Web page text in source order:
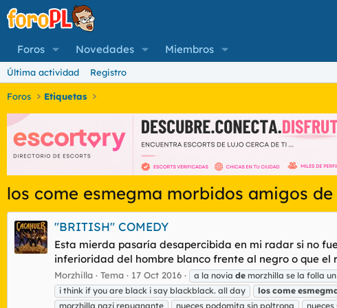
Foros Novedades Miembros
Última actividad Registro
Foros Etiquetas
los come esmegma morbidos amigos
"BRITISH" COMEDY
Esta mierda pasaría desapercibida en mi radar si no
inferioridad del hombre blanco frente al negro o que el
Morzhilla Tema 17 Oct 2016 a la novia de morzhilla se la folla
i think if you are black i say blackblack. all day
los come
morzhilla nazi repugnante
nueces podomita sin poltrona